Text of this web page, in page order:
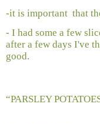
-it is important that
- I had some a few
after a few days I've
good.
“PARSLEY